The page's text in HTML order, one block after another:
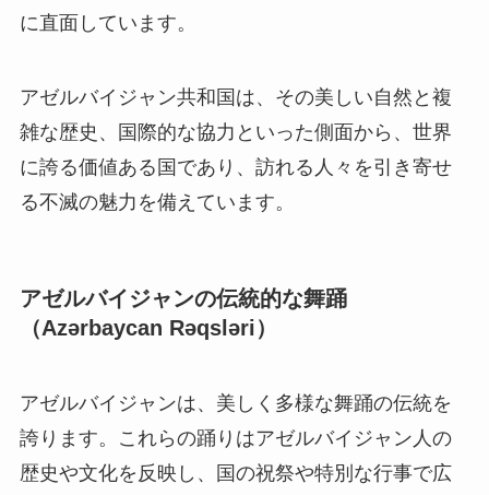
に直面しています。
アゼルバイジャン共和国は、その美しい自然と複
雑な歴史、国際的な協力といった側面から、世界
に誇る価値ある国であり、訪れる人々を引き寄せ
る不滅の魅力を備えています。
アゼルバイジャンの伝統的な舞踊
（Azərbaycan Rəqsləri）
アゼルバイジャンは、美しく多様な舞踊の伝統を
誇ります。これらの踊りはアゼルバイジャン人の
歴史や文化を反映し、国の祝祭や特別な行事で広